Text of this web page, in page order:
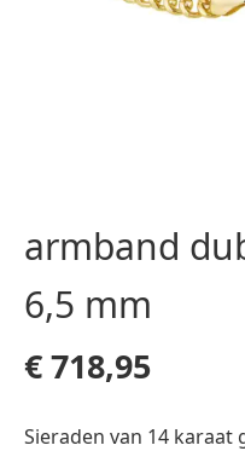
armband
6,5 mm
€718,95
Sieraden van 14 karaat